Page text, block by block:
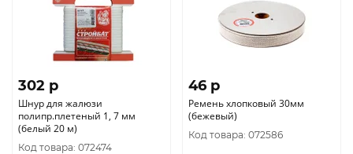
302 p
Шнур для жалюзи
полипр.плетеный 1, 7 мм
(белый 20 м)
Код товара: 072474
46 p
Ремень хлопковый 30мм
(бежевый)
Код товара: 072586